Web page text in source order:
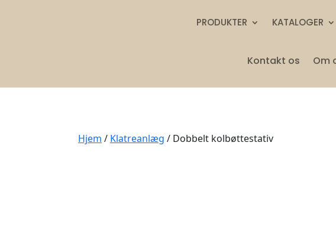
PRODUKTER KATALOGER
Kontakt os Om
Hjem / Klatreanlæg / Dobbelt kolbøttestativ